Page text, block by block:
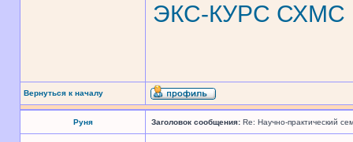
ЭКС-КУРС СХМС
Вернуться к началу
Руня Заголовок сообщения: Re: Научно-практический